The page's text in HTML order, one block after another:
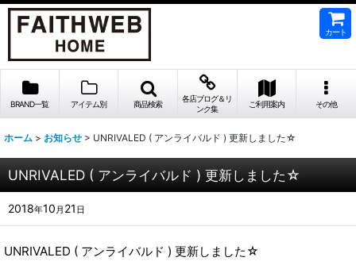
カート
BRAND一覧 アイテム別 商品検索
各店ブログ＆リ
ンク集
ご利用案内 その他
ホーム > お知らせ > UNRIVALED ( アンライバルド ) 更新しました☆
UNRIVALED ( アンライバルド ) 更新しました☆
2018年10 月 21 日
UNRIVALED ( アンライバルド ) 更新しました☆